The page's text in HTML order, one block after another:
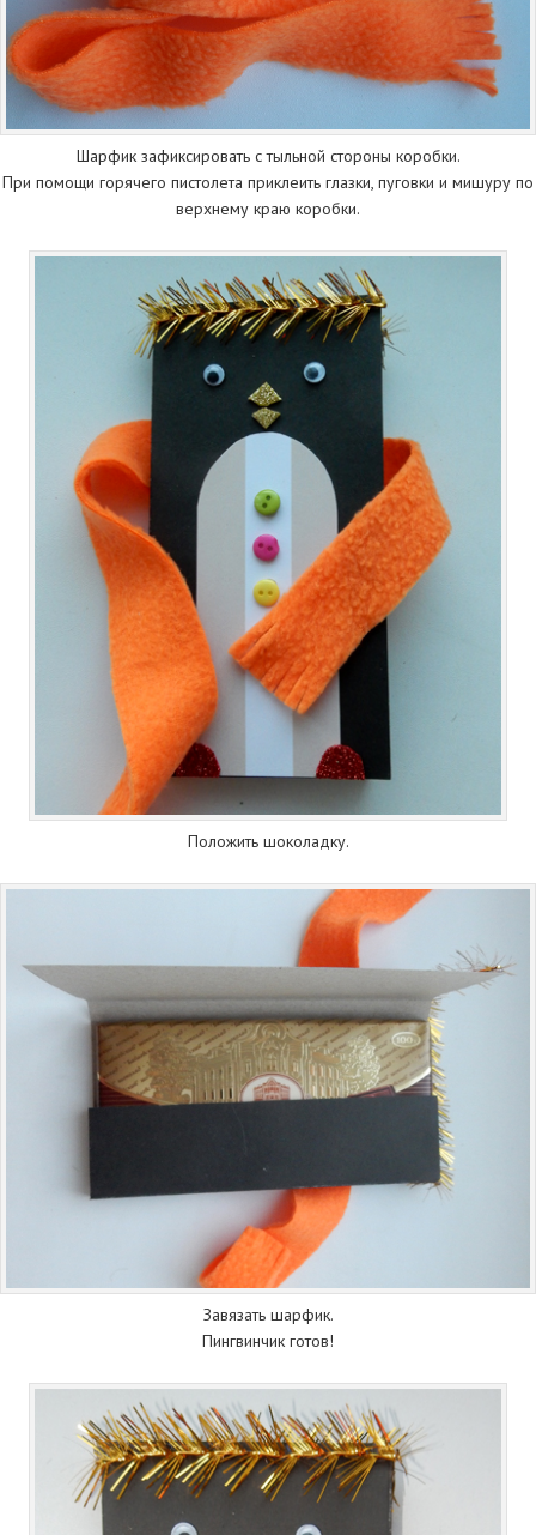
Шарфик зафиксировать с тыльной стороны коробки.
При помощи горячего пистолета приклеить глазки, пуговки и мишуру по
верхнему краю коробки.
Положить шоколадку.
Завязать шарфик.
Пингвинчик готов!